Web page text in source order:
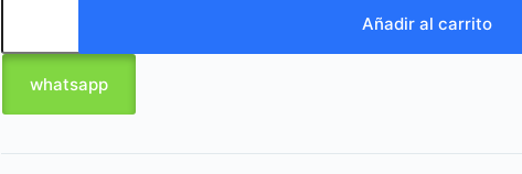
Añadir al carrito
whatsapp